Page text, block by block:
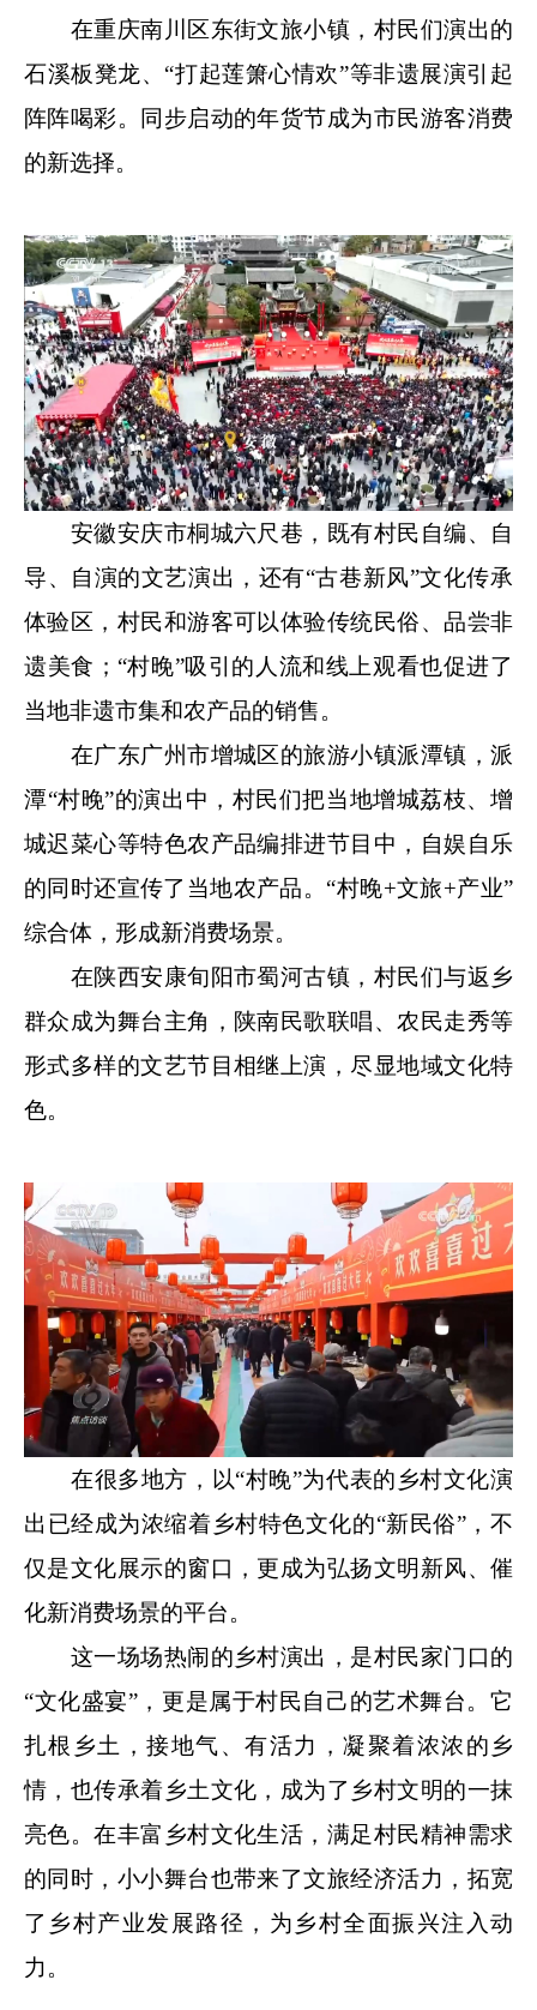
在重庆南川区东街文旅小镇，村民们演出的
石溪板凳龙、“打起莲箫心情欢”等非遗展演引起
阵阵喝彩。同步启动的年货节成为市民游客消费
的新选择。
安徽安庆市桐城六尺巷，既有村民自编、自
导、自演的文艺演出，还有“古巷新风”文化传承
体验区，村民和游客可以体验传统民俗、品尝非
遗美食；“村晚”吸引的人流和线上观看也促进了
当地非遗市集和农产品的销售。
在广东广州市增城区的旅游小镇派潭镇，派
潭“村晚”的演出中，村民们把当地增城荔枝、增
城迟菜心等特色农产品编排进节目中，自娱自乐
的同时还宣传了当地农产品。“村晚+文旅+产业”
综合体，形成新消费场景。
在陕西安康旬阳市蜀河古镇，村民们与返乡
群众成为舞台主角，陕南民歌联唱、农民走秀等
形式多样的文艺节目相继上演，尽显地域文化特
色。
在很多地方，以“村晚”为代表的乡村文化演
出已经成为浓缩着乡村特色文化的“新民俗”，不
仅是文化展示的窗口，更成为弘扬文明新风、催
化新消费场景的平台。
这一场场热闹的乡村演出，是村民家门口的
“文化盛宴”，更是属于村民自己的艺术舞台。它
扎根乡土，接地气、有活力，凝聚着浓浓的乡
情，也传承着乡土文化，成为了乡村文明的一抹
亮色。在丰富乡村文化生活，满足村民精神需求
的同时，小小舞台也带来了文旅经济活力，拓宽
了乡村产业发展路径，为乡村全面振兴注入动
力。